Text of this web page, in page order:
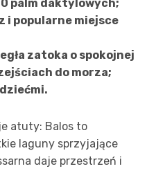
palm daktylowych;
i popularne miejsce
zatoka o spokojnej
do morza;
atuty: Balos to
laguny sprzyjające
daje przestrzeń i